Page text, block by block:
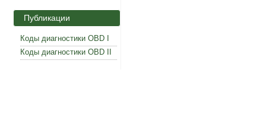
Публикации
Коды диагностики OBD I
Коды диагностики OBD II